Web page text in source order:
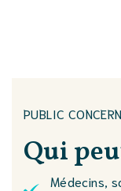
PUBLIC
Qui
Médecins,